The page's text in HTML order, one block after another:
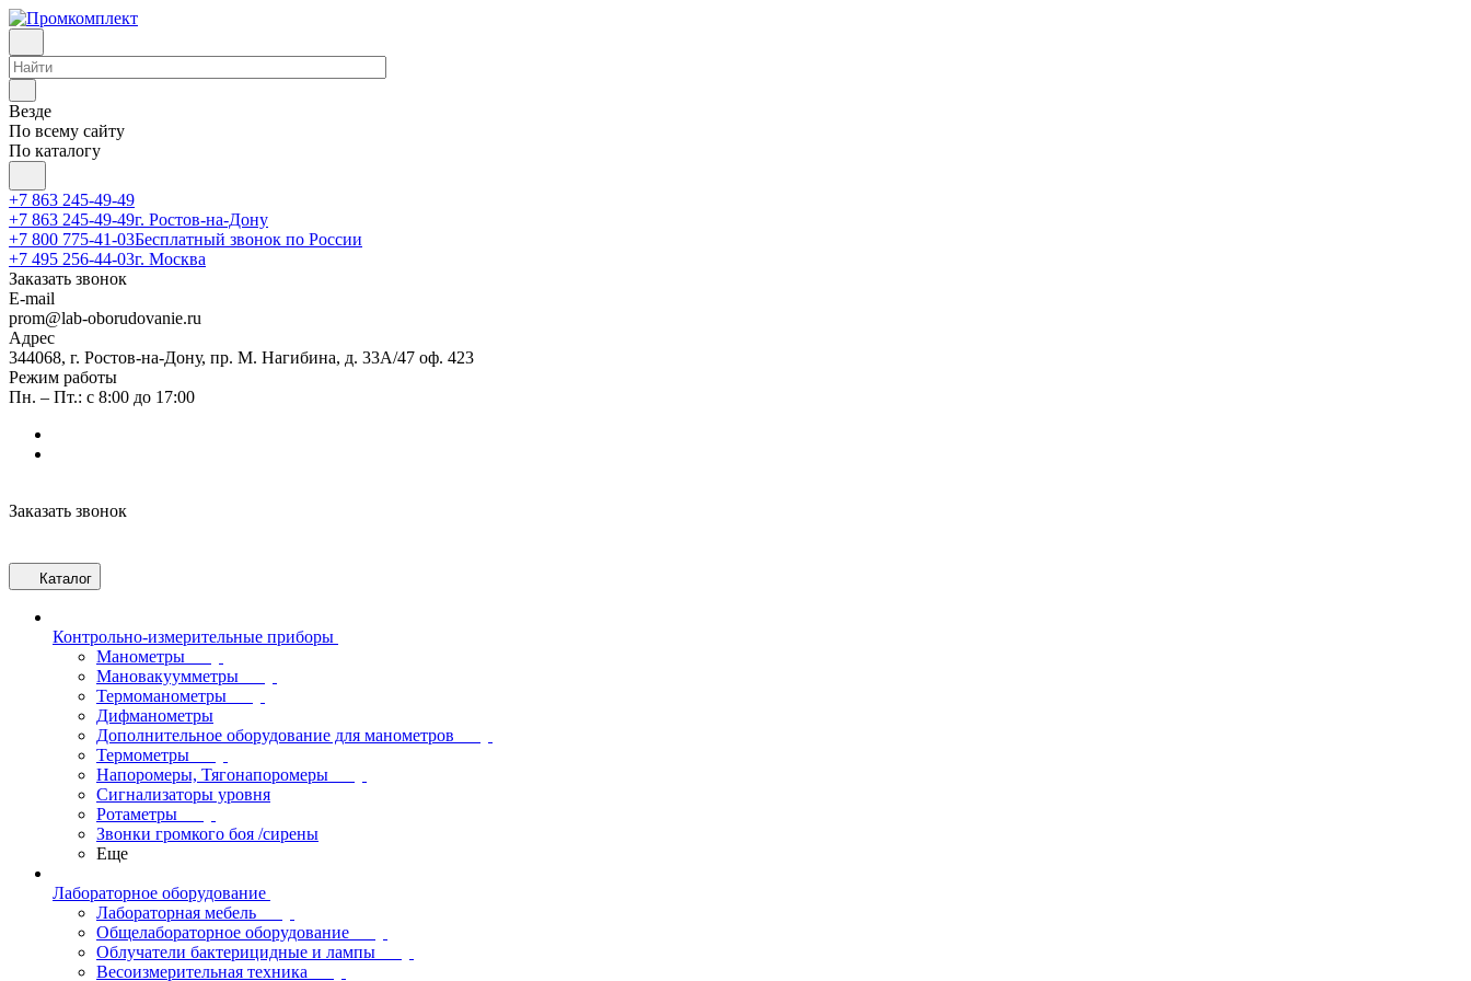
Везде
По всему сайту
По каталогу
+7 863 245-49-49
+7 863 245-49-49г. Ростов-на-Дону
+7 800 775-41-03Бесплатный звонок по России
+7 495 256-44-03г. Москва
Заказать звонок
E-mail
prom@lab-oborudovanie.ru
Адрес
344068, г. Ростов-на-Дону, пр. М. Нагибина, д. 33А/47 оф. 423
Режим работы
Пн. – Пт.: с 8:00 до 17:00
Заказать звонок
Каталог
Контрольно-измерительные приборы
Манометры
Мановакуумметры
Термоманометры
Дифманометры
Дополнительное оборудование для манометров
Термометры
Напоромеры, Тягонапоромеры
Сигнализаторы уровня
Ротаметры
Звонки громкого боя /сирены
Еще
Лабораторное оборудование
Лабораторная мебель
Общелабораторное оборудование
Облучатели бактерицидные и лампы
Весоизмерительная техника